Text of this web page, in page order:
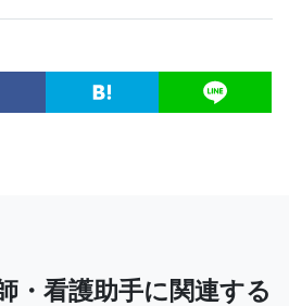
・看護助手に関連する